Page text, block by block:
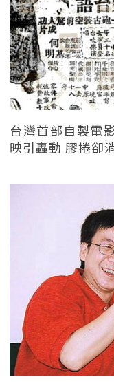
台灣首部自製電
映引轟動 膠捲卻